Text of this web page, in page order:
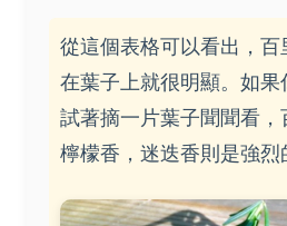
從這個表格可以看出，百
在葉子上就很明顯。如果
試著摘一片葉子聞聞看，
檸檬香，迷迭香則是強烈